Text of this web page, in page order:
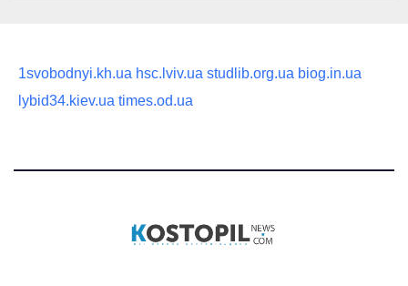
1svobodnyi.kh.ua hsc.lviv.ua studlib.org.ua biog.in.ua
lybid34.kiev.ua times.od.ua